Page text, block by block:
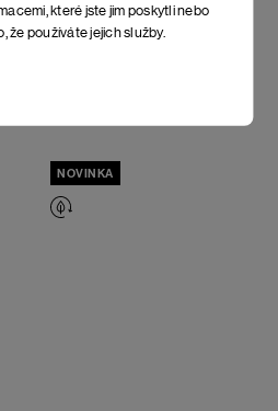
které jste jim poskytli nebo
že používáte jejich služby.
Tričko MeranoOmbre Blue
NOVINKA